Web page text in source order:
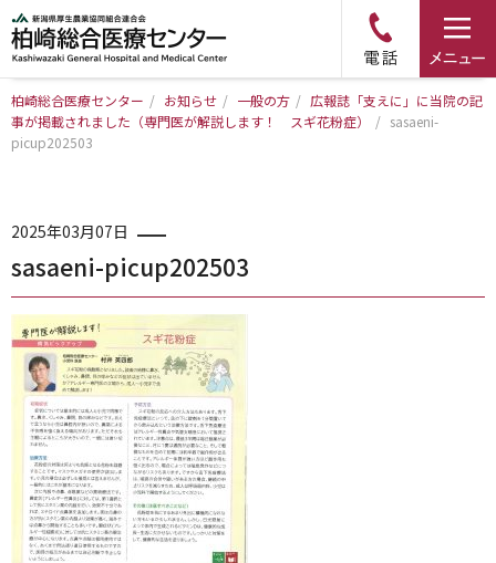
トップページ
診療科・部門のご案内
アクセス
外来のご案内
入院のご案内
人間ドックのご案内
柏崎総合医療センター / お知らせ / 一般の方 / 広報誌「支えに」に当院の記
事が掲載されました（専門医が解説します！ スギ花粉症）
/ sasaeni-
picup202503
2025年03月07日
sasaeni-picup202503